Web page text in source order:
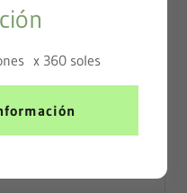
a la que te hayan
x 360 soles